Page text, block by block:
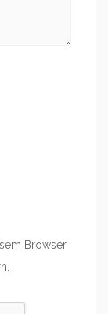
Browser